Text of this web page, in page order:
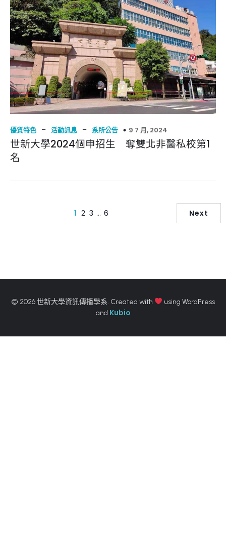
優質特色 – 活動訊息 – 系所公告 9 7 月, 2024
世新大學2024個申招生 奪雙北非醫私校第1
名
1 2 3 … 6 Next
© 2026 世新大學資訊傳播學系. Created with
using WordPress
and Kubio